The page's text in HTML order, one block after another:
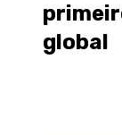
global